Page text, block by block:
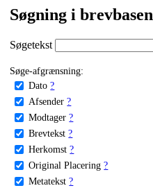
Søgning i brevbasen
Søgetekst
Søge-afgrænsning:
Dato ?
Afsender ?
Modtager ?
Brevtekst ?
Herkomst ?
Original Placering ?
Metatekst ?